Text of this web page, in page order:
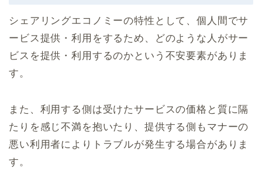
シェアリングエコノミーの特性として、個人間でサ
ービス提供・利用をするため、どのような人がサー
ビスを提供・利用するのかという不安要素がありま
す。
また、利用する側は受けたサービスの価格と質に隔
たりを感じ不満を抱いたり、提供する側もマナーの
悪い利用者によりトラブルが発生する場合がありま
す。